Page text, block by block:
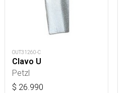
OUT31260-C
Clavo U
Petzl
$ 26.990